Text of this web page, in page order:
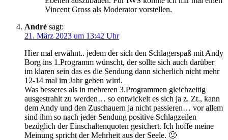
Vincent Gross als Moderator vorstellen.
André sagt:
21. März 2023 um 13:42 Uhr
Hier mal erwähnt.. jedem der sich den Schlagerspaß mit Andy
Borg ins 1.Programm wünscht, der sollte sich auch darüber
im klaren sein das es die Sendung dann sicherlich nicht mehr
12-14 mal im Jahr geben wird.
Was besseres als in mehreren 3.Programmen gleichzeitig
ausgestrahlt zu werden… so entwickelt es sich ja z. Zt., kann
dem Andy und den Zuschauern ja nicht passieren… vor allem
sind ihm so nach jeder Sendung positive Schlagzeilen
bezüglich der Einschaltenquoten gesichert. Ich hoffe meine
Meinung spricht der Mehrheit aus der Seele. 🙂